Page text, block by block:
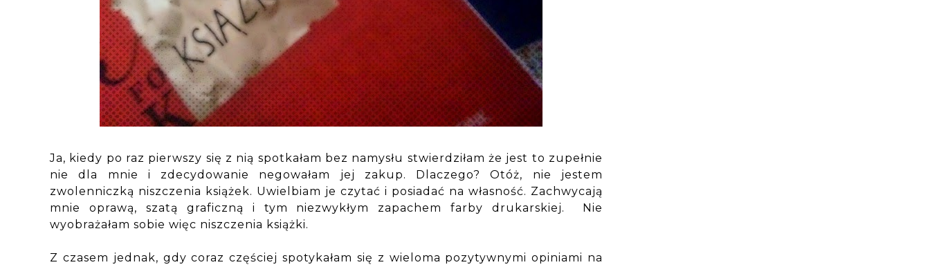
Ja, kiedy po raz pierwszy się z nią spotkałam bez namysłu stwierdziłam że jest to zupełnie
nie dla mnie i zdecydowanie negowałam jej zakup. Dlaczego? Otóż, nie jestem
zwolenniczką niszczenia książek. Uwielbiam je czytać i posiadać na własność. Zachwycają
mnie oprawą, szatą graficzną i tym niezwykłym zapachem farby drukarskiej. Nie
wyobrażałam sobie więc niszczenia książki.
Z czasem jednak, gdy coraz częściej spotykałam się z wieloma pozytywnymi opiniami na